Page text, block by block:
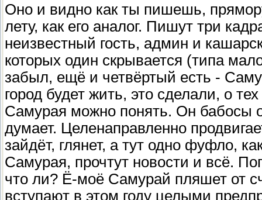
Оно и видно как ты пишешь,
лету, как его аналог. Пишут три
неизвестный гость, админ и
которых один скрывается (типа
забыл, ещё и четвёртый есть -
город будет жить, это сделали, о
Самурая можно понять. Он бабосы
думает. Целенаправленно
зайдёт, глянет, а тут одно фуфло,
Самурая, прочтут новости и всё.
что ли? Ё-моё Самурай пляшет от
вступают в этом году целыми